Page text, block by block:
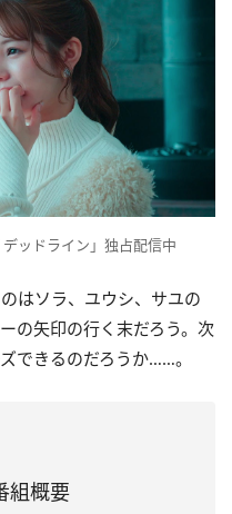
ッドライン」独占配信中
はソラ、ユウシ、サユの
の矢印の行く末だろう。次
できるのだろうか……。
組概要